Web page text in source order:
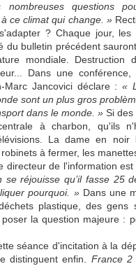
questions
ce climat qui change. »
? Chaque jour, les
du bulletin précédent
mondiale. Destruction
Dans une
Marc Jancovici déclare : «
sont un plus gros
dans le monde. » Si des
à charbon, qu'ils
La dame en noir
à fermer, les
directeur de l'information
se réjouisse qu’il fasse 25
pourquoi. »Dans une
plastique, des gens
la question majeure :
séance d'incitation à la
distinguent enfin. France 2